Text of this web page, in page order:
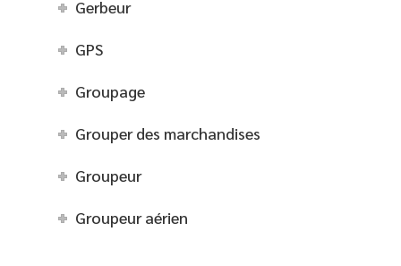
Gerbeur
GPS
Groupage
Grouper des marchandises
Groupeur
Groupeur aérien